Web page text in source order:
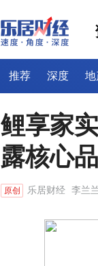
推荐 深度 地
鲤享家
露核心
原创 乐居财经 李兰